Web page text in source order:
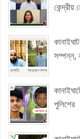
কেন্দ্রীয়
সম্পন্ন,
পুলিশের